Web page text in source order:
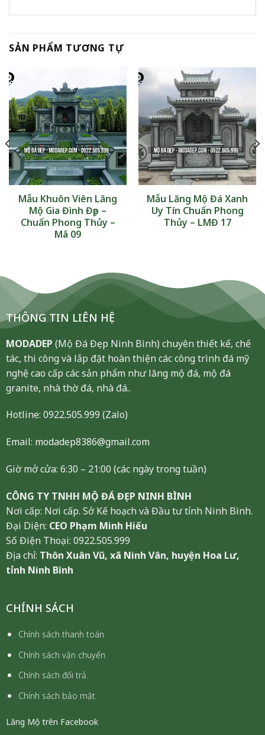
SẢN PHẨM TƯƠNG TỰ
Mẫu Khuôn Viên Lăng
Mộ Gia Đình Đẹp –
Chuẩn Phong Thủy –
Mã 09
Mẫu Lăng Mộ Đá Xanh
Uy Tín Chuẩn Phong
Thủy – LMĐ 17
THÔNG TIN LIÊN HỆ
MODADEP (Mộ Đá Đẹp Ninh Bình) chuyên thiết kế, chế
tác, thi công và lắp đặt hoàn thiện các công trình đá mỹ
nghệ cao cấp các sản phẩm như lăng mộ đá, mộ đá
granite, nhà thờ đá, nhà đá..
Hotline: 0922.505.999 (Zalo)
Email: modadep8386@gmail.com
Giờ mở cửa: 6:30 – 21:00 (các ngày trong tuần)
CÔNG TY TNHH MỘ ĐÁ ĐẸP NINH BÌNH
Nơi cấp: Nơi cấp. Sở Kế hoạch và Đầu tư tỉnh Ninh Bình.
Đại Diện: CEO Phạm Minh Hiếu
Số Điện Thoại: 0922.505.999
Địa chỉ: Thôn Xuân Vũ, xã Ninh Vân, huyện Hoa Lư,
tỉnh Ninh Bình
CHÍNH SÁCH
Chính sách thanh toán.
Chính sách vận chuyển.
Chính sách đổi trả.
Chính sách bảo mật.
Lăng Mộ trên Facebook